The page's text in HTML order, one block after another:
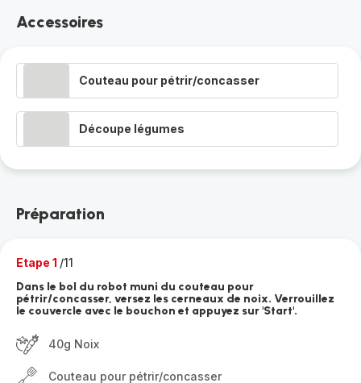
Accessoires
Couteau pour pétrir/concasser
Découpe légumes
Préparation
Etape 1 /11
Dans le bol du robot muni du couteau pour
pétrir/concasser, versez les cerneaux de noix. Verrouillez
le couvercle avec le bouchon et appuyez sur 'Start'.
40g Noix
Couteau pour pétrir/concasser